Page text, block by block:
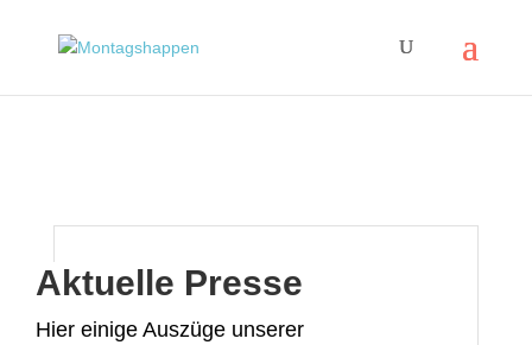
Aktuelle Presse
Hier einige Auszüge unserer